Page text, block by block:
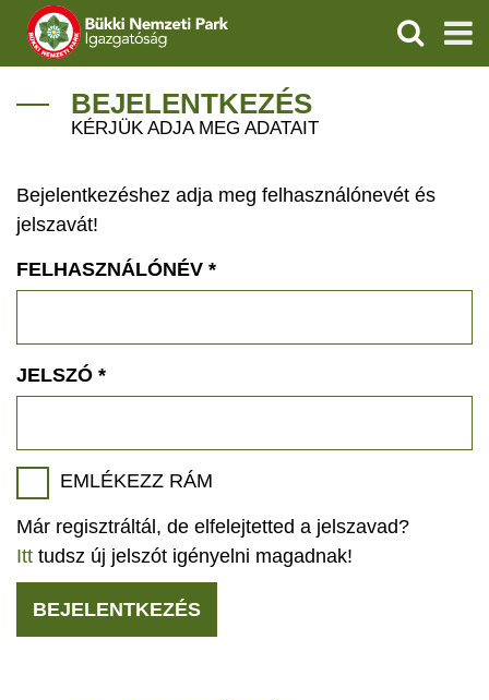
IGAZGATÓSÁG
VÍZVÉDELEM
ÖKOTURIZMUS
GEOPARKOK
KERESÉS
BEJELENTKEZÉS
KÉRJÜK ADJA MEG ADATAIT
Bejelentkezéshez adja meg felhasználónevét és
jelszavát!
FELHASZNÁLÓNÉV *
JELSZÓ *
EMLÉKEZZ RÁM
Már regisztráltál, de elfelejtetted a jelszavad?
Itt tudsz új jelszót igényelni magadnak!
BEJELENTKEZÉS